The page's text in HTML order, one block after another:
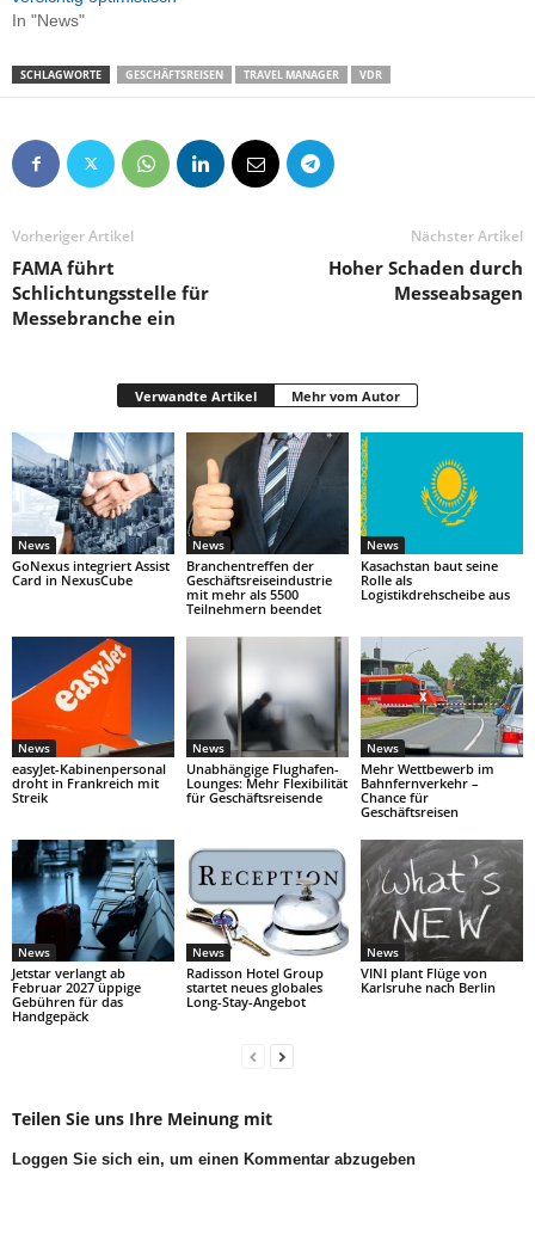
In "News"
SCHLAGWORTE GESCHÄFTSREISEN TRAVEL MANAGER VDR
Vorheriger Artikel
FAMA führt
Schlichtungsstelle für
Messebranche ein
Nächster Artikel
Hoher Schaden durch
Messeabsagen
Verwandte Artikel Mehr vom Autor
News
GoNexus integriert Assist
Card in NexusCube
News
Branchentreffen der
Geschäftsreiseindustrie
mit mehr als 5500
Teilnehmern beendet
News
Kasachstan baut seine
Rolle als
Logistikdrehscheibe aus
News
easyJet-Kabinenpersonal
droht in Frankreich mit
Streik
News
Unabhängige Flughafen-
Lounges: Mehr Flexibilität
für Geschäftsreisende
News
Mehr Wettbewerb im
Bahnfernverkehr –
Chance für
Geschäftsreisen
News
Jetstar verlangt ab
Februar 2027 üppige
Gebühren für das
Handgepäck
News
Radisson Hotel Group
startet neues globales
Long-Stay-Angebot
News
VINI plant Flüge von
Karlsruhe nach Berlin
Teilen Sie uns Ihre Meinung mit
Loggen Sie sich ein, um einen Kommentar abzugeben